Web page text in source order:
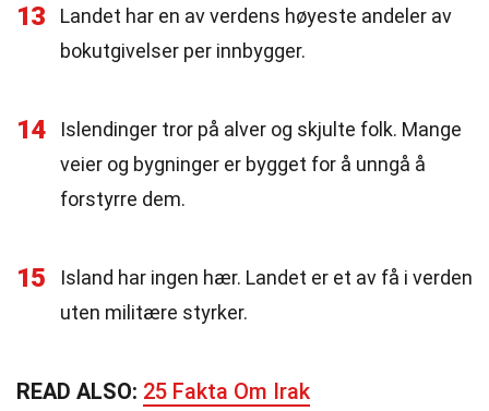
13
Landet har en av verdens høyeste andeler av
bokutgivelser per innbygger.
14
Islendinger tror på alver og skjulte folk. Mange
veier og bygninger er bygget for å unngå å
forstyrre dem.
15
Island har ingen hær. Landet er et av få i verden
uten militære styrker.
READ ALSO: 25 Fakta Om Irak